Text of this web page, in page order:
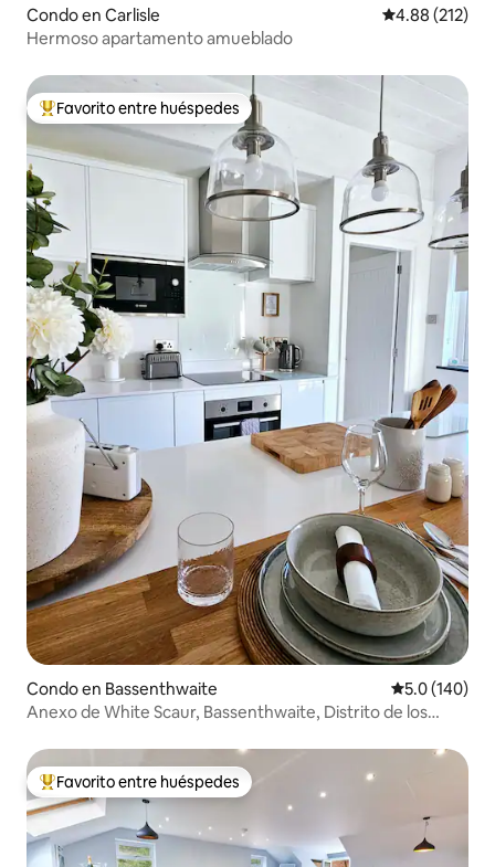
Condo en Carlisle Calificación
4.88 (212)
Hermoso apartamento amueblado
Favorito entre huéspedes preferido
Favorito entre huéspedes
Condo en Bassenthwaite Calificación
5.0 (140)
Anexo de White Scaur, Bassenthwaite, Distrito de los
Favorito entre huéspedes preferido
Favorito entre huéspedes